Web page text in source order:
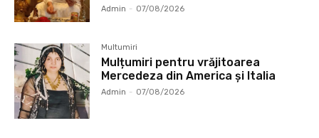
Admin - 07/08/2026
Multumiri
Mulțumiri pentru vrăjitoarea
Mercedeza din America și Italia
Admin - 07/08/2026